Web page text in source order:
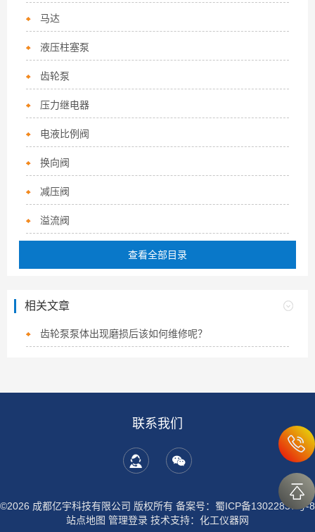
马达
液压柱塞泵
齿轮泵
压力继电器
电液比例阀
换向阀
减压阀
溢流阀
查看全部目录
相关文章
齿轮泵泵体出现磨损后该如何维修呢？
联系我们
©2026 成都亿宇科技有限公司 版权所有 备案号：蜀ICP备13022837号-8
站点地图 管理登录 技术支持： 化工仪器网